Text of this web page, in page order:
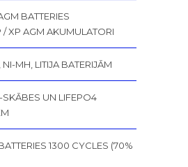
BATTERIES
/ XP AGM AKUMULATORI
MH, LITIJA BATERIJĀM
SKĀBES UN LIFEPO4
1300 CYCLES (70%